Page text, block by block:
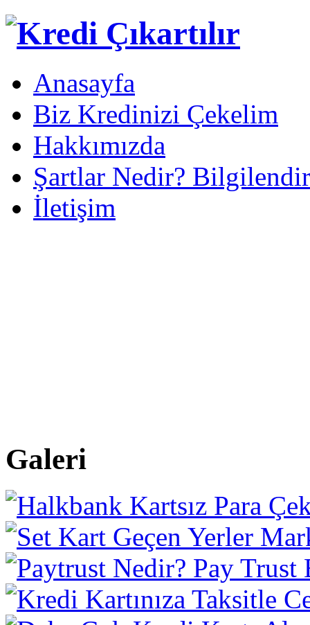
Anasayfa
Biz Kredinizi Çekelim
Hakkımızda
Şartlar Nedir?
İletişim
Galeri